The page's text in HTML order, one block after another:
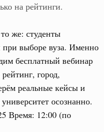
на рейтинги.
же: студенты
выборе вуза. Именно
бесплатный вебинар
город,
реальные кейсы и
осознанно.
Время: 12:00 (по